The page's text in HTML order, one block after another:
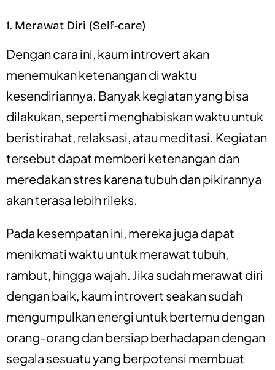
1. Merawat Diri (Self-care)
Dengan cara ini, kaum introvert akan
menemukan ketenangan di waktu
kesendiriannya. Banyak kegiatan yang bisa
dilakukan, seperti menghabiskan waktu untuk
beristirahat, relaksasi, atau meditasi. Kegiatan
tersebut dapat memberi ketenangan dan
meredakan stres karena tubuh dan pikirannya
akan terasa lebih rileks.
Pada kesempatan ini, mereka juga dapat
menikmati waktu untuk merawat tubuh,
rambut, hingga wajah. Jika sudah merawat diri
dengan baik, kaum introvert seakan sudah
mengumpulkan energi untuk bertemu dengan
orang-orang dan bersiap berhadapan dengan
segala sesuatu yang berpotensi membuat